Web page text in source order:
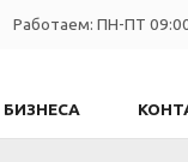
Работаем: ПН-ПТ